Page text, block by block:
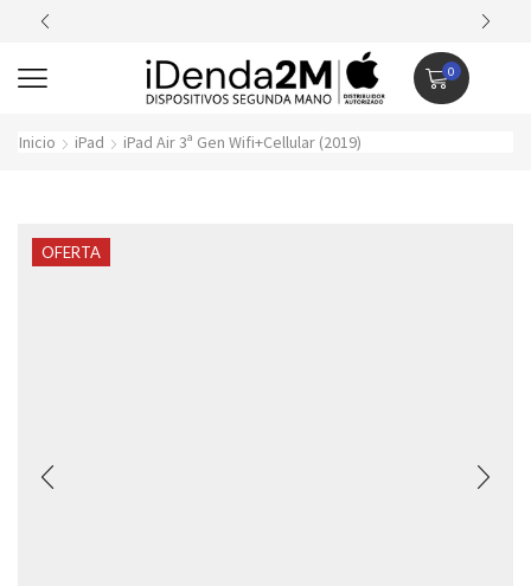
Piezas 100% originales.
0
Inicio iPad iPad Air 3ª Gen Wifi+Cellular (2019)
OFERTA